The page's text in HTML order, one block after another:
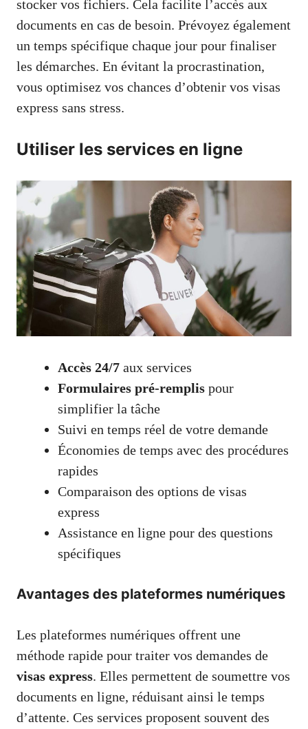
stocker vos fichiers. Cela facilite l’accès aux
documents en cas de besoin. Prévoyez également
un temps spécifique chaque jour pour finaliser
les démarches. En évitant la procrastination,
vous optimisez vos chances d’obtenir vos visas
express sans stress.
Utiliser les services en ligne
Accès 24/7 aux services
Formulaires pré-remplis pour
simplifier la tâche
Suivi en temps réel de votre demande
Économies de temps avec des procédures
rapides
Comparaison des options de visas
express
Assistance en ligne pour des questions
spécifiques
Avantages des plateformes numériques
Les plateformes numériques offrent une
méthode rapide pour traiter vos demandes de
visas express. Elles permettent de soumettre vos
documents en ligne, réduisant ainsi le temps
d’attente. Ces services proposent souvent des